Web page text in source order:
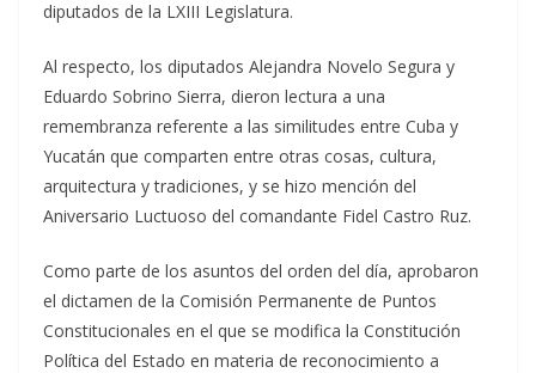
diputados de la LXIII Legislatura.
Al respecto, los diputados Alejandra Novelo Segura y
Eduardo Sobrino Sierra, dieron lectura a una
remembranza referente a las similitudes entre Cuba y
Yucatán que comparten entre otras cosas, cultura,
arquitectura y tradiciones, y se hizo mención del
Aniversario Luctuoso del comandante Fidel Castro Ruz.
Como parte de los asuntos del orden del día, aprobaron
el dictamen de la Comisión Permanente de Puntos
Constitucionales en el que se modifica la Constitución
Política del Estado en materia de reconocimiento a